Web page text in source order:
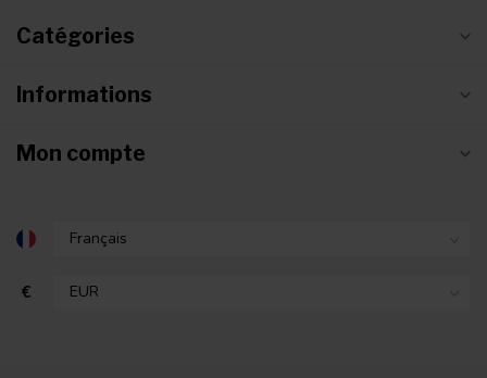
Catégories
Informations
Mon compte
€